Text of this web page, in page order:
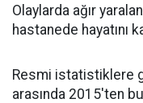
Olaylarda ağır
hastanede hayatını
Resmi istatistiklere
arasında 2015'ten